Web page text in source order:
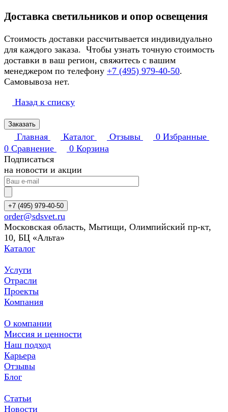
Доставка светильников и опор освещения
Стоимость доставки рассчитывается индивидуально
для каждого заказа. Чтобы узнать точную стоимость
доставки в ваш регион, свяжитесь с вашим
менеджером по телефону +7 (495) 979-40-50.
Самовывоза нет.
Назад к списку
Заказать
Главная Каталог Отзывы 0 Избранные
0 Сравнение 0 Корзина
Подписаться
на новости и акции
+7 (495) 979-40-50
order@sdsvet.ru
Московская область, Мытищи, Олимпийский пр-кт,
10, БЦ «Альта»
Каталог
Услуги
Отрасли
Проекты
Компания
О компании
Миссия и ценности
Наш подход
Карьера
Отзывы
Блог
Статьи
Новости